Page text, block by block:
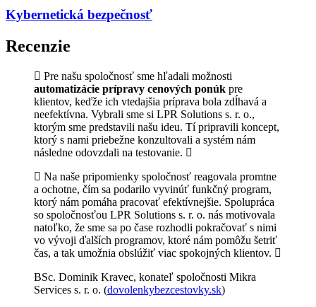
Kybernetická bezpečnosť
Recenzie
Pre našu spoločnosť sme hľadali možnosti
automatizácie prípravy cenových ponúk pre
klientov, keďže ich vtedajšia príprava bola zdĺhavá a
neefektívna. Vybrali sme si LPR Solutions s. r. o.,
ktorým sme predstavili našu ideu. Tí pripravili koncept,
ktorý s nami priebežne konzultovali a systém nám
následne odovzdali na testovanie.
Na naše pripomienky spoločnosť reagovala promtne
a ochotne, čím sa podarilo vyvinúť funkčný program,
ktorý nám pomáha pracovať efektívnejšie. Spolupráca
so spoločnosťou LPR Solutions s. r. o. nás motivovala
natoľko, že sme sa po čase rozhodli pokračovať s nimi
vo vývoji ďalších programov, ktoré nám pomôžu šetriť
čas, a tak umožnia obslúžiť viac spokojných klientov.
BSc. Dominik Kravec, konateľ spoločnosti Mikra
Services s. r. o. (dovolenkybezcestovky.sk)